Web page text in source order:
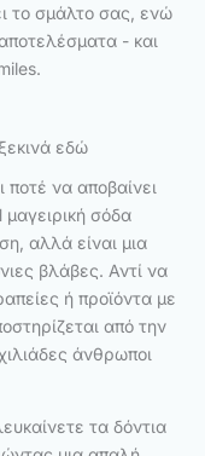
το σμάλτο σας, ενώ
- και
εδώ
να αποβαίνει
σόδα
αλλά είναι μια
βλάβες. Αντί να
ή προϊόντα με
από την
άνθρωποι
τα δόντια